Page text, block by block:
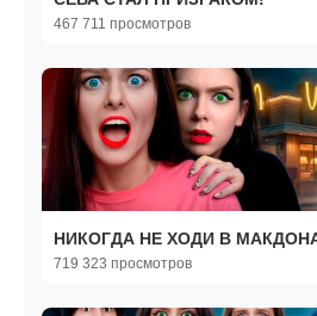
467 711 просмотров
НИКОГДА НЕ ХОДИ В
719 323 просмотров